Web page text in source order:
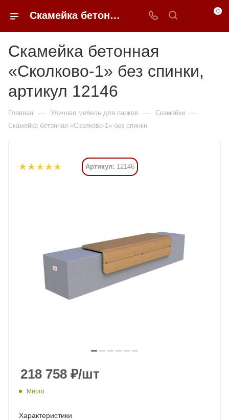
Скамейка бетонная «Сколково-1» без спинки купить в Москве от 198 870 ₽ - 0FFER 0
Скамейка бетонная
«Сколково-1» без спинки,
артикул 12146
Главная — Уличная мебель для парков — Скамейки —
Скамейка бетонная «Сколково-1» без спинки
Артикул: 12146
218 758 ₽/шт
Много
Характеристики